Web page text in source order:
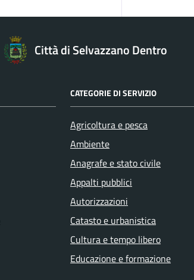
Città di Selvazzano Dentro
CATEGORIE DI SERVIZIO
Agricoltura e pesca
Ambiente
Anagrafe e stato civile
Appalti pubblici
Autorizzazioni
Catasto e urbanistica
Cultura e tempo libero
Educazione e formazione